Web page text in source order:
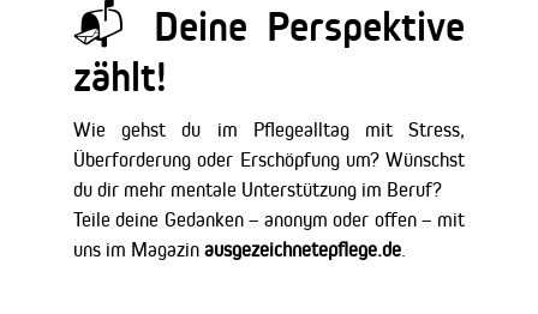
📬 Deine Perspektive
zählt!
Wie gehst du im Pflegealltag mit Stress,
Überforderung oder Erschöpfung um? Wünschst
du dir mehr mentale Unterstützung im Beruf?
Teile deine Gedanken – anonym oder offen – mit
uns im Magazin ausgezeichnetepflege.de